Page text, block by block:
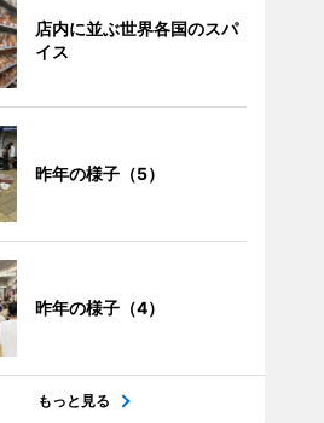
店内に並ぶ世界各国のスパ
イス
昨年の様子（5）
昨年の様子（4）
もっと見る